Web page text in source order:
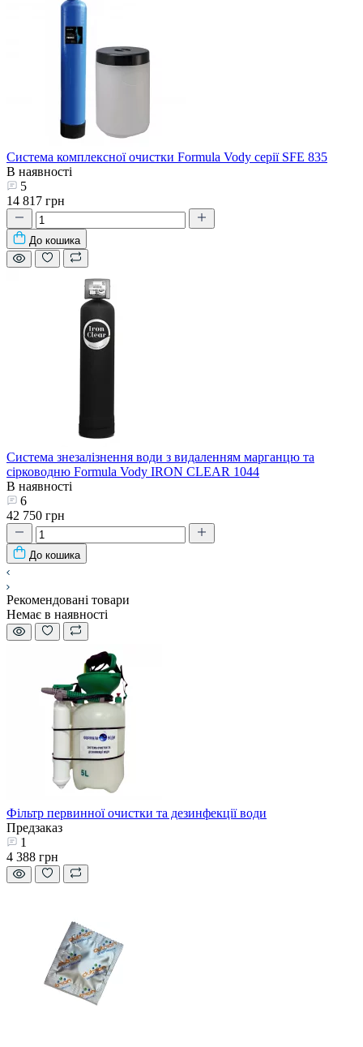
Система комплексної очистки Formula Vody серії SFE 835
В наявності
5
14 817 грн
До кошика
Система знезалізнення води з видаленням марганцю та
сірководню Formula Vody IRON CLEAR 1044
В наявності
6
42 750 грн
До кошика
Рекомендовані товари
Немає в наявності
Фільтр первинної очистки та дезинфекції води
Предзаказ
1
4 388 грн